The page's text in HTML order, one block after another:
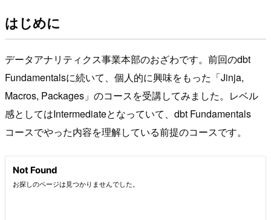
はじめに
データアナリティクス事業本部のおざわです。前回のdbt
Fundamentalsに続いて、個人的に興味をもった「Jinja,
Macros, Packages」のコースを受講してみました。レベル
感としてはIntermediateとなっていて、dbt Fundamentals
コースでやった内容を理解している前提のコースです。